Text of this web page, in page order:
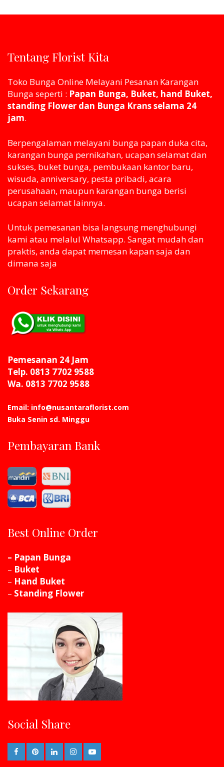
Tentang Florist Kita
Toko Bunga Online Melayani Pesanan Karangan
Bunga seperti : Papan Bunga, Buket, hand Buket,
standing Flower dan Bunga Krans selama 24
jam.
Berpengalaman melayani bunga papan duka cita,
karangan bunga pernikahan, ucapan selamat dan
sukses, buket bunga, pembukaan kantor baru,
wisuda, anniversary, pesta pribadi, acara
perusahaan, maupun karangan bunga berisi
ucapan selamat lainnya.
Untuk pemesanan bisa langsung menghubungi
kami atau melaluI Whatsapp. Sangat mudah dan
praktis, anda dapat memesan kapan saja dan
dimana saja
Order Sekarang
Pemesanan 24 Jam
Telp. 0813 7702 9588
Wa. 0813 7702 9588
Email: info@nusantaraflorist.com
Buka Senin sd. Minggu
Pembayaran Bank
Best Online Order
– Papan Bunga
– Buket
– Hand Buket
– Standing Flower
Social Share